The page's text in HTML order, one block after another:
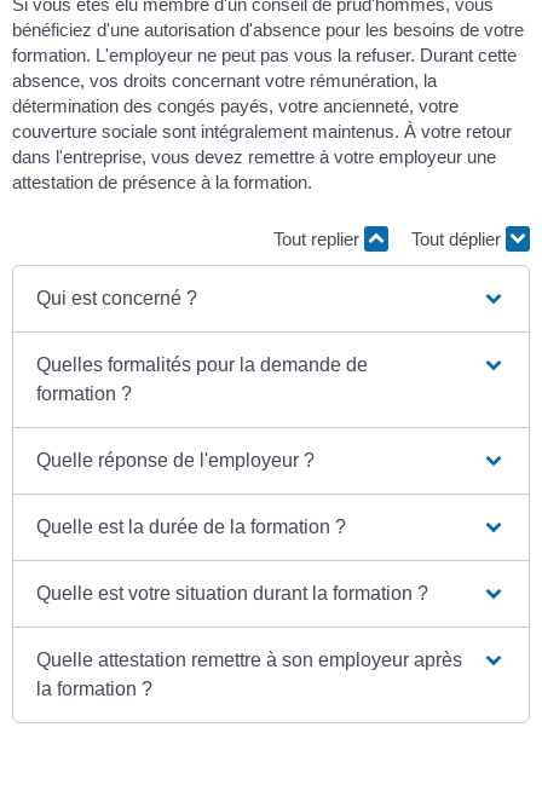
bénéficiez d'une autorisation d'absence pour les besoins de votre
formation. L'employeur ne peut pas vous la refuser. Durant cette
absence, vos droits concernant votre rémunération, la
détermination des congés payés, votre ancienneté, votre
couverture sociale sont intégralement maintenus. À votre retour
dans l'entreprise, vous devez remettre à votre employeur une
attestation de présence à la formation.
Tout replier Tout déplier
Qui est concerné ?
Quelles formalités pour la demande de
formation ?
Quelle réponse de l'employeur ?
Quelle est la durée de la formation ?
Quelle est votre situation durant la formation ?
Quelle attestation remettre à son employeur après
la formation ?